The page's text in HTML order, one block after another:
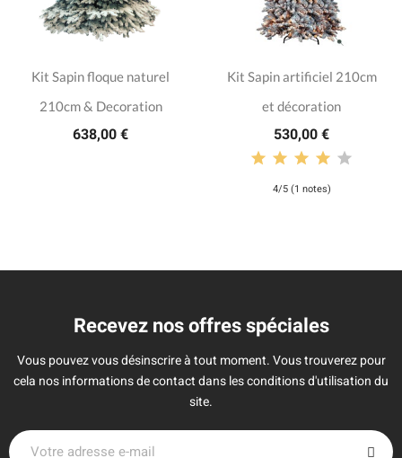
Kit Sapin floque naturel
210cm & Decoration
638,00 €
Kit Sapin artificiel 210cm
et décoration
530,00 €
4/5 (1 notes)
Recevez nos offres spéciales
Vous pouvez vous désinscrire à tout moment. Vous trouverez pour
cela nos informations de contact dans les conditions d'utilisation du
site.